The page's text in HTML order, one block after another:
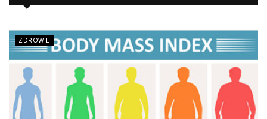
ZDROWIE